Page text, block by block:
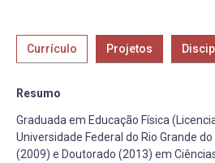
Currículo Projetos
Resumo
Graduada em Educação Física
Universidade Federal do Rio Grande
(2009) e Doutorado (2013) em